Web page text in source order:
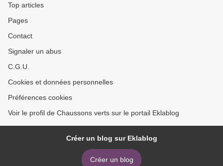
Top articles
Pages
Contact
Signaler un abus
C.G.U.
Cookies et données personnelles
Préférences cookies
Voir le profil de Chaussons verts sur le portail Eklablog
Créer un blog sur Eklablog
Créer un blog